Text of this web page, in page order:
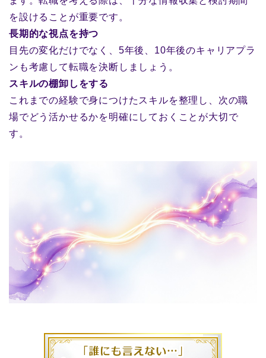
を設けることが重要です。
長期的な視点を持つ
目先の変化だけでなく、5年後、10年後のキャリアプラ
ンも考慮して転職を決断しましょう。
スキルの棚卸しをする
これまでの経験で身につけたスキルを整理し、次の職
場でどう活かせるかを明確にしておくことが大切で
す。